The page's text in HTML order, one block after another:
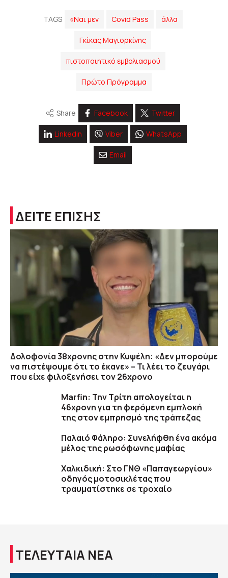
TAGS «Ναι μεν Cοvid Pass άλλα
Γκίκας Μαγιορκίνης
πιστοποιητικό εμβολιασμού
Πρώτο Πρόγραμμα
Share Facebook Twitter
Linkedin Viber WhatsApp
Email
ΔΕΙΤΕ ΕΠΙΣΗΣ
Δολοφονία 38χρονης στην Κυψέλη: «Δεν μπορούμε
να πιστέψουμε ότι το έκανε» – Τι λέει το ζευγάρι
που είχε φιλοξενήσει τον 26χρονο
Marfin: Την Τρίτη απολογείται η
46χρονη για τη φερόμενη εμπλοκή
της στον εμπρησμό της τράπεζας
Παλαιό Φάληρο: Συνελήφθη ένα ακόμα
μέλος της ρωσόφωνης μαφίας
Χαλκιδική: Στο ΓΝΘ «Παπαγεωργίου»
οδηγός μοτοσικλέτας που
τραυματίστηκε σε τροχαίο
ΤΕΛΕΥΤΑΙΑ ΝΕΑ